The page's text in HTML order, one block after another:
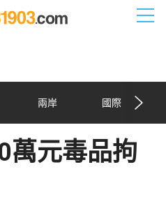
兩岸 國際
萬元毒品拘